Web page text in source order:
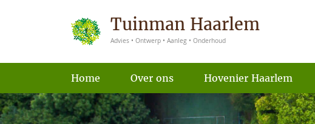
Tuinman Haarlem
Advies • Ontwerp • Aanleg • Onderhoud
Home Over ons Hovenier Haarlem